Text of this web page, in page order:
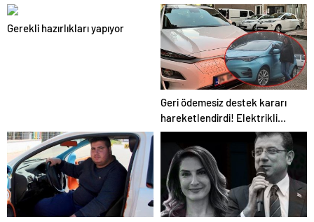
Gerekli hazırlıkları yapıyor
Geri ödemesiz destek kararı
hareketlendirdi! Elektrikli
otomobil kullanıcıları anlattı